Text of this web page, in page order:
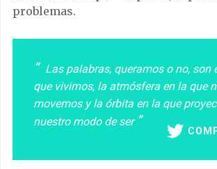
problemas.
Las palabras, queramos o no, son
que vivimos, la atmósfera en la que
movemos y la órbita en la que
nuestro modo de ser